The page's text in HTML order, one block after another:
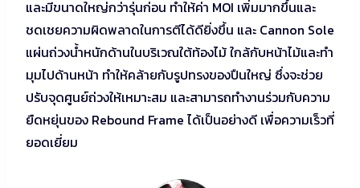
และมีขนาดใหญ่กว่ารุ่นก่อน ทำให้ค่า MOI เพิ่มมากขึ้นและ
ชดเชยความผิดพลาดในการตีได้ดียิ่งขึ้น และ Cannon Sole
แผ่นถ่วงน้ำหนักด้านในบริเวณใต้ท้องไม้ ใกล้กับหน้าไม้และทำ
มุมไปด้านหน้า ทำให้คล้ายกับรูปทรงของปืนใหญ่ ซึ่งจะช่วย
ปรับจุดศูนย์ถ่วงให้เหมาะสม และสามารถทำงานร่วมกับความ
ยืดหยุ่นของ Rebound Frame ได้เป็นอย่างดี เพื่อความเร็วที่
ยอดเยี่ยม